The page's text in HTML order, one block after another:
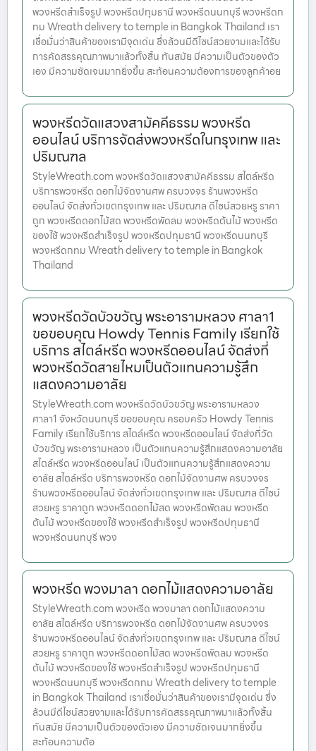
พวงหรีดสำเร็จรูป พวงหรีดปทุมธานี พวงหรีดนนทบุรี พวงหรีดก
ทม Wreath delivery to temple in Bangkok Thailand เรา
เชื่อมั่นว่าสินค้าของเรามีจุดเด่น ซึ่งล้วนมีดีไซน์สวยงามและได้รับ
การคัดสรรคุณภาพมาแล้วทั้งสิ้น ทันสมัย มีความเป็นตัวของตัว
เอง มีความชัดเจนมากยิ่งขึ้น สะท้อนความต้องการของลูกค้าอย
พวงหรีดวัดแสวงสามัคคีธรรม พวงหรีด
ออนไลน์ บริการจัดส่งพวงหรีดในกรุงเทพ และ
ปริมณฑล
StyleWreath.com พวงหรีดวัดแสวงสามัคคีธรรม สไตล์หรีด
บริการพวงหรีด ดอกไม้จัดงานศพ ครบวงจร ร้านพวงหรีด
ออนไลน์ จัดส่งทั่วเขตกรุงเทพ และ ปริมณฑล ดีไซน์สวยหรู ราคา
ถูก พวงหรีดดอกไม้สด พวงหรีดพัดลม พวงหรีดต้นไม้ พวงหรีด
ของใช้ พวงหรีดสำเร็จรูป พวงหรีดปทุมธานี พวงหรีดนนทบุรี
พวงหรีดกทม Wreath delivery to temple in Bangkok
Thailand
พวงหรีดวัดบัวขวัญ พระอารามหลวง ศาลา1
ขอขอบคุณ Howdy Tennis Family เรียกใช้
บริการ สไตล์หรีด พวงหรีดออนไลน์ จัดส่งที่
พวงหรีดวัดสายไหมเป็นตัวแทนความรู้สึก
แสดงความอาลัย
StyleWreath.com พวงหรีดวัดบัวขวัญ พระอารามหลวง
ศาลา1 จังหวัดนนทบุรี ขอขอบคุณ ครอบครัว Howdy Tennis
Family เรียกใช้บริการ สไตล์หรีด พวงหรีดออนไลน์ จัดส่งที่วัด
บัวขวัญ พระอารามหลวง เป็นตัวแทนความรู้สึกแสดงความอาลัย
สไตล์หรีด พวงหรีดออนไลน์ เป็นตัวแทนความรู้สึกแสดงความ
อาลัย สไตล์หรีด บริการพวงหรีด ดอกไม้จัดงานศพ ครบวงจร
ร้านพวงหรีดออนไลน์ จัดส่งทั่วเขตกรุงเทพ และ ปริมณฑล ดีไซน์
สวยหรู ราคาถูก พวงหรีดดอกไม้สด พวงหรีดพัดลม พวงหรีด
ต้นไม้ พวงหรีดของใช้ พวงหรีดสำเร็จรูป พวงหรีดปทุมธานี
พวงหรีดนนทบุรี พวง
พวงหรีด พวงมาลา ดอกไม้แสดงความอาลัย
StyleWreath.com พวงหรีด พวงมาลา ดอกไม้แสดงความ
อาลัย สไตล์หรีด บริการพวงหรีด ดอกไม้จัดงานศพ ครบวงจร
ร้านพวงหรีดออนไลน์ จัดส่งทั่วเขตกรุงเทพ และ ปริมณฑล ดีไซน์
สวยหรู ราคาถูก พวงหรีดดอกไม้สด พวงหรีดพัดลม พวงหรีด
ต้นไม้ พวงหรีดของใช้ พวงหรีดสำเร็จรูป พวงหรีดปทุมธานี
พวงหรีดนนทบุรี พวงหรีดกทม Wreath delivery to temple
in Bangkok Thailand เราเชื่อมั่นว่าสินค้าของเรามีจุดเด่น ซึ่ง
ล้วนมีดีไซน์สวยงามและได้รับการคัดสรรคุณภาพมาแล้วทั้งสิ้น
ทันสมัย มีความเป็นตัวของตัวเอง มีความชัดเจนมากยิ่งขึ้น
สะท้อนความต้อ